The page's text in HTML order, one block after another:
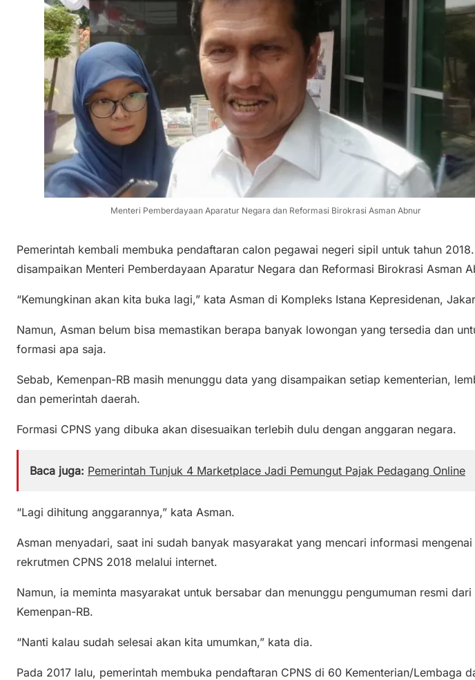
Menteri Pemberdayaan Aparatur Negara dan Reformasi Birokrasi Asman Abnur
Pemerintah kembali membuka pendaftaran calon pegawai negeri sipil untuk tahun
disampaikan Menteri Pemberdayaan Aparatur Negara dan Reformasi Birokrasi Asman
“Kemungkinan akan kita buka lagi,” kata Asman di Kompleks Istana Kepresidenan,
Namun, Asman belum bisa memastikan berapa banyak lowongan yang tersedia dan
formasi apa saja.
Sebab, Kemenpan-RB masih menunggu data yang disampaikan setiap kementerian,
dan pemerintah daerah.
Formasi CPNS yang dibuka akan disesuaikan terlebih dulu dengan anggaran negara.
Baca juga: Pemerintah Tunjuk 4 Marketplace Jadi Pemungut Pajak Pedagang Online
“Lagi dihitung anggarannya,” kata Asman.
Asman menyadari, saat ini sudah banyak masyarakat yang mencari informasi mengenai
rekrutmen CPNS 2018 melalui internet.
Namun, ia meminta masyarakat untuk bersabar dan menunggu pengumuman resmi dari
Kemenpan-RB.
“Nanti kalau sudah selesai akan kita umumkan,” kata dia.
Pada 2017 lalu, pemerintah membuka pendaftaran CPNS di 60 Kementerian/Lembaga